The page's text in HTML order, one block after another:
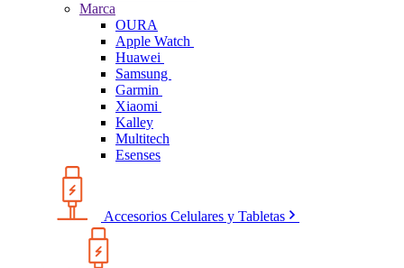
Marca
OURA
Apple Watch
Huawei
Samsung
Garmin
Xiaomi
Kalley
Multitech
Esenses
Accesorios Celulares y Tabletas